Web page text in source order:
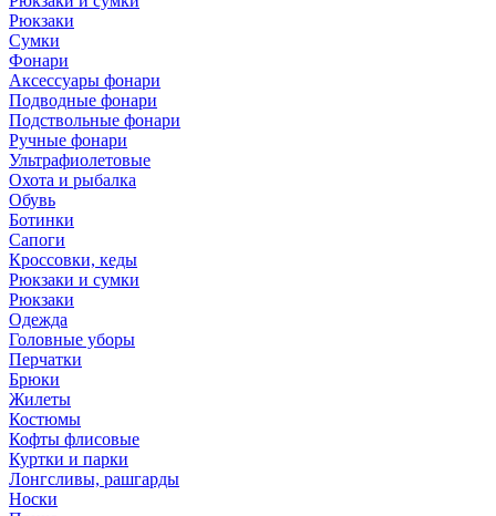
Рюкзаки
Сумки
Фонари
Аксессуары фонари
Подводные фонари
Подствольные фонари
Ручные фонари
Ультрафиолетовые
Охота и рыбалка
Обувь
Ботинки
Сапоги
Кроссовки, кеды
Рюкзаки и сумки
Рюкзаки
Одежда
Головные уборы
Перчатки
Брюки
Жилеты
Костюмы
Кофты флисовые
Куртки и парки
Лонгсливы, рашгарды
Носки